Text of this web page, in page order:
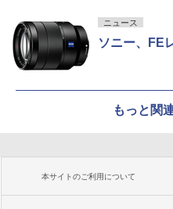
ニュース
ソニー、FE
もっと関
本サイトのご利用について